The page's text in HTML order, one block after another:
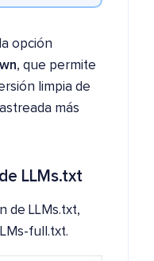
opción
, que permite
limpia de
más
LLMs.txt
de LLMs.txt,
full.txt.